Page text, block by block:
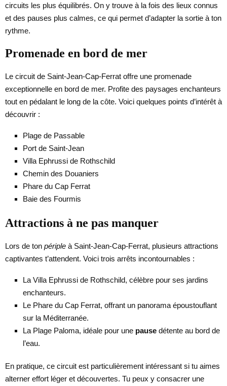
circuits les plus équilibrés. On y trouve à la fois des lieux connus
et des pauses plus calmes, ce qui permet d’adapter la sortie à ton
rythme.
Promenade en bord de mer
Le circuit de Saint-Jean-Cap-Ferrat offre une promenade
exceptionnelle en bord de mer. Profite des paysages enchanteurs
tout en pédalant le long de la côte. Voici quelques points d’intérêt à
découvrir :
Plage de Passable
Port de Saint-Jean
Villa Ephrussi de Rothschild
Chemin des Douaniers
Phare du Cap Ferrat
Baie des Fourmis
Attractions à ne pas manquer
Lors de ton périple à Saint-Jean-Cap-Ferrat, plusieurs attractions
captivantes t’attendent. Voici trois arrêts incontournables :
La Villa Ephrussi de Rothschild, célèbre pour ses jardins
enchanteurs.
Le Phare du Cap Ferrat, offrant un panorama époustouflant
sur la Méditerranée.
La Plage Paloma, idéale pour une pause détente au bord de
l’eau.
En pratique, ce circuit est particulièrement intéressant si tu aimes
alterner effort léger et découvertes. Tu peux y consacrer une